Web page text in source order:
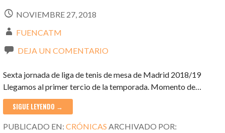
NOVIEMBRE 27, 2018
FUENCATM
DEJA UN COMENTARIO
Sexta jornada de liga de tenis de mesa de Madrid 2018/19
Llegamos al primer tercio de la temporada. Momento de…
SIGUE LEYENDO →
PUBLICADO EN:CRÓNICAS ARCHIVADO POR: